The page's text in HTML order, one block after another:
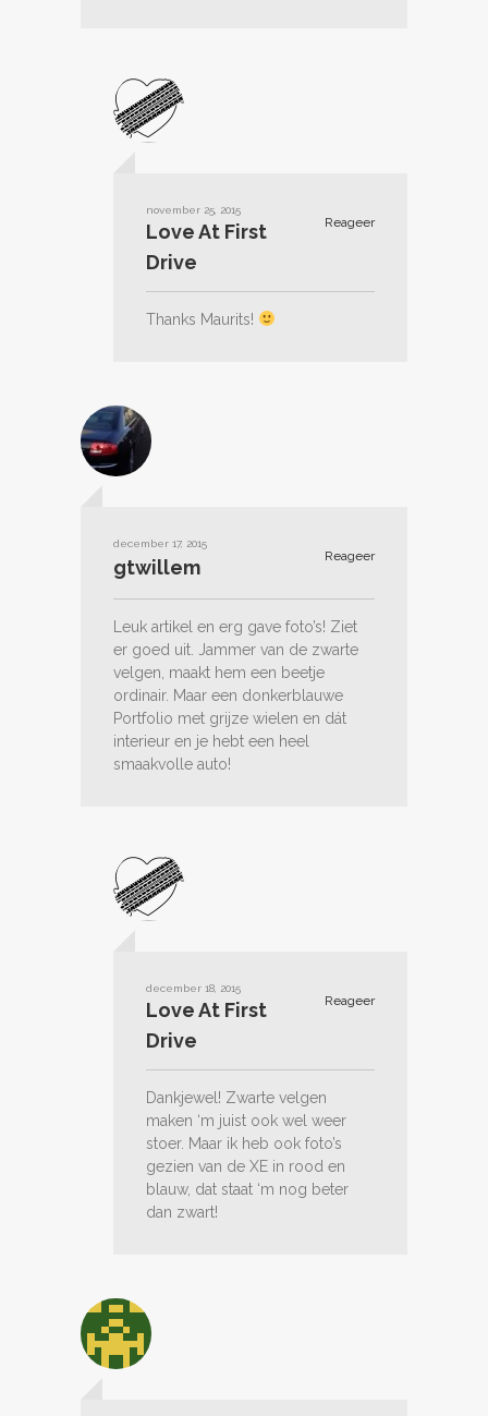
november 25, 2015
Reageer
Love At First
Drive
Thanks Maurits!
december 17, 2015
Reageer
gtwillem
Leuk artikel en erg gave foto’s! Ziet
er goed uit. Jammer van de zwarte
velgen, maakt hem een beetje
ordinair. Maar een donkerblauwe
Portfolio met grijze wielen en dát
interieur en je hebt een heel
smaakvolle auto!
december 18, 2015
Reageer
Love At First
Drive
Dankjewel! Zwarte velgen
maken ‘m juist ook wel weer
stoer. Maar ik heb ook foto’s
gezien van de XE in rood en
blauw, dat staat ‘m nog beter
dan zwart!